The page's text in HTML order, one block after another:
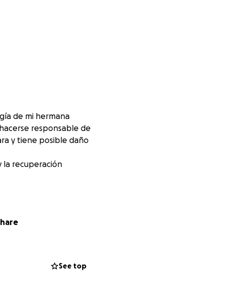
de mi hermana
responsable de
y tiene posible daño
la recuperación
See top